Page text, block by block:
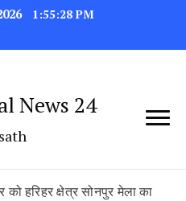
1:55:29 PM
News 24
को हरिहर क्षेत्र सोनपुर मेला का